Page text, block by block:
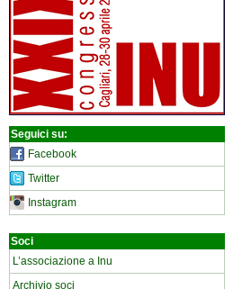
Seguici su:
Facebook
Twitter
Instagram
Soci
L’associazione a Inu
Archivio soci